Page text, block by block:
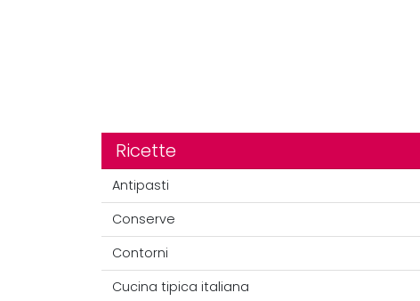
Ricette
Antipasti
Conserve
Contorni
Cucina tipica italiana